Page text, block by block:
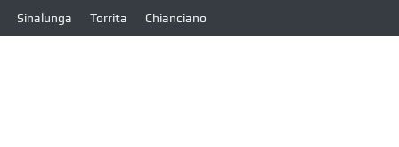
Sinalunga Torrita Chianciano